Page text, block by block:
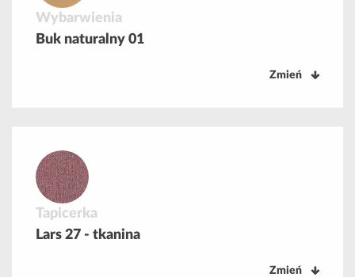
Wybarwienia
Buk naturalny 01
Zmień
Tapicerka
Lars 27 - tkanina
Zmień